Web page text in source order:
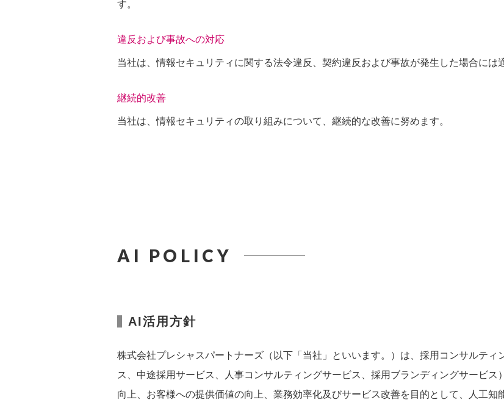
す。
違反および事故への対応
当社は、情報セキュリティに関する法令違反、契約違反および事故が発生した場合には
継続的改善
当社は、情報セキュリティの取り組みについて、継続的な改善に努めます。
AI POLICY
AI活用方針
株式会社プレシャスパートナーズ（以下「当社」といいます。）は、採用コンサルテ
ス、中途採用サービス、人事コンサルティングサービス、採用ブランディングサービ
向上、お客様への提供価値の向上、業務効率化及びサービス改善を目的として、人工